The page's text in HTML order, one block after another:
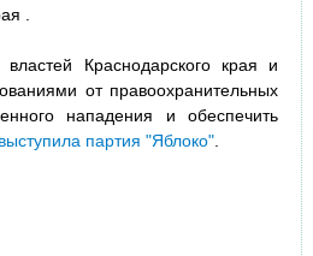
.
Краснодарского края и
от правоохранительных
нападения и обеспечить
выступила партия "Яблоко"